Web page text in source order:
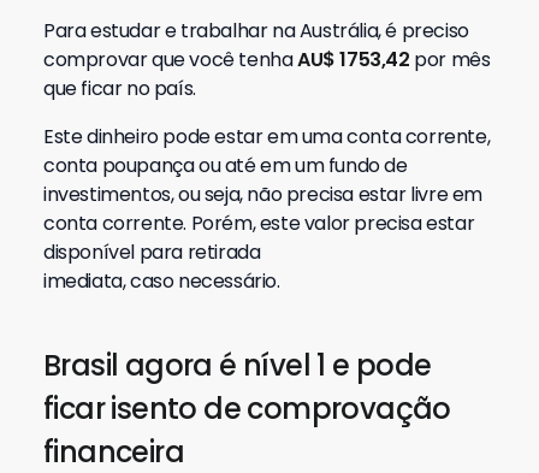
Para estudar e trabalhar na Austrália, é preciso
comprovar que você tenhaAU$ 1753,42 por mês
que ficar no país.
Este dinheiro pode estar em uma conta corrente,
conta poupança ou até em um fundo de
investimentos, ou seja, não precisa estar livre em
conta corrente. Porém, este valor precisa estar
disponível para retirada
imediata, caso necessário.
Brasil agora é nível 1 e pode
ficar isento de comprovação
financeira